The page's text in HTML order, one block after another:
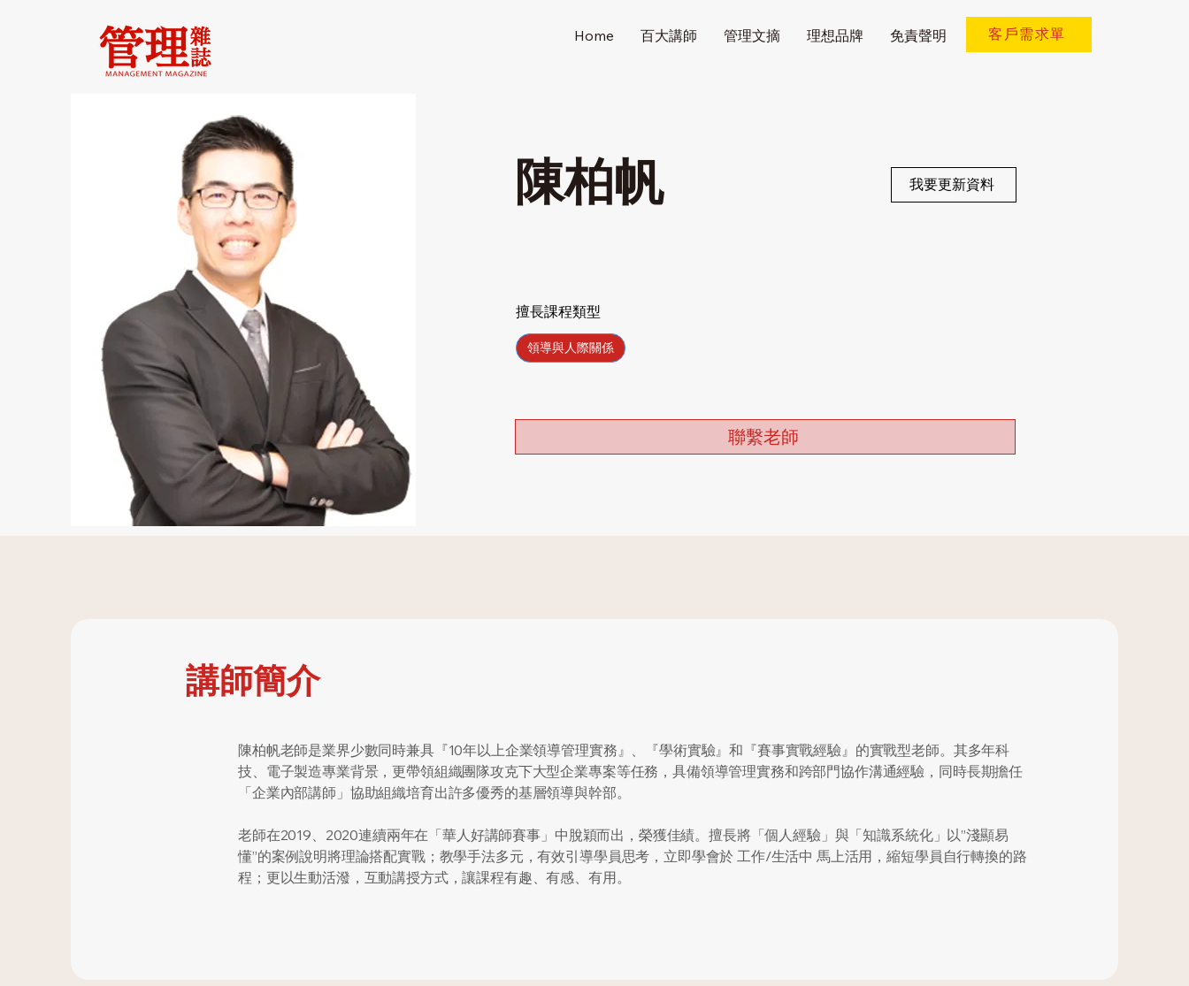
Home 百大講師 管理文摘 理想品牌 免責聲明 客戶需求單
陳柏帆 我要更新資料
擅長課程類型
領導與人際關係
聯繫老師
講師簡介
陳柏帆老師是業界少數同時兼具『10年以上企業領導管理實務』、『學術實驗』和『賽事實戰經驗』的實戰型老師。其多年科
技、電子製造專業背景，更帶領組織團隊攻克下大型企業專案等任務，具備領導管理實務和跨部門協作溝通經驗，同時長期擔任
「企業內部講師」協助組織培育出許多優秀的基層領導與幹部。
老師在2019、2020連續兩年在「華人好講師賽事」中脫穎而出，榮獲佳績。擅長將「個人經驗」與「知識系統化」以”淺顯易
懂”的案例說明將理論搭配實戰；教學手法多元，有效引導學員思考，立即學會於 工作/生活中 馬上活用，縮短學員自行轉換的路
程；更以生動活潑，互動講授方式，讓課程有趣、有感、有用。